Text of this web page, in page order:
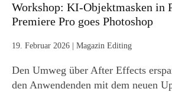
Workshop: KI-Objektmasken in
Premiere Pro goes Photoshop
19. Februar 2026 Magazin Editing
Den Umweg über After Effects
den Anwendenden mit dem neuen